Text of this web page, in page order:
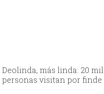
Deolinda, más linda: 20 mil
personas visitan por finde